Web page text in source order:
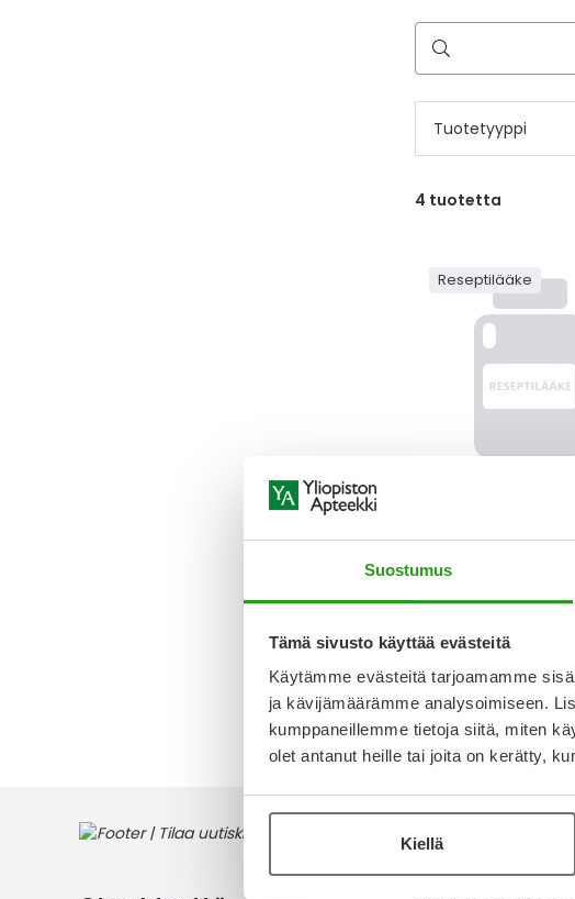
Suostumus
Tämä sivusto käyttää evästeitä
Käytämme evästeitä tarjoamamme
ja kävijämäärämme analysoimiseen.
kumppaneillemme tietoja siitä, miten
olet antanut heille tai joita on kerätty,
Kiellä
Hae
reseptilääkettä
Tuotetyyppi
4 tuotetta
Reseptilääke
Alk. 4,94 €
4 tuotetta